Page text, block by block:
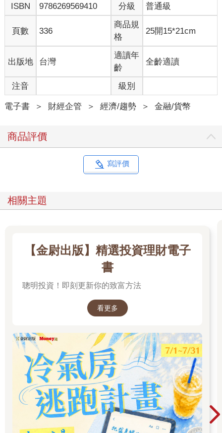
ISBN
9786269569410 分級 普通級
頁數 336
商品規
格
25開15*21cm
出版地 台灣
適讀年
齡
全齡適讀
注音 級別
電子書 ＞ 財經企管 ＞ 經濟/趨勢 ＞ 金融/貨幣
商品評價
寫評價
相關主題
【金尉出版】精選投資理財電子
書
聰明投資！即刻更新你的致富方法
看更多